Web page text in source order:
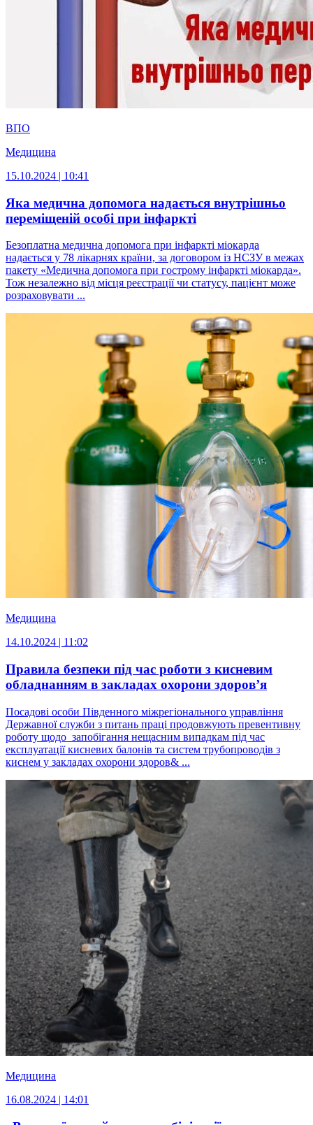
ВПО
Медицина
15.10.2024 | 10:41
Яка медична допомога надається внутрішньо
переміщеній особі при інфаркті
Безоплатна медична допомога при інфаркті міокарда
надається у 78 лікарнях країни, за договором із НСЗУ в межах
пакету «Медична допомога при гострому інфаркті міокарда».
Тож незалежно від місця реєстрації чи статусу, пацієнт може
розраховувати ...
Медицина
14.10.2024 | 11:02
Правила безпеки під час роботи з кисневим
обладнанням в закладах охорони здоров’я
Посадові особи Південного міжрегіонального управління
Державної служби з питань праці продовжують превентивну
роботу щодо запобігання нещасним випадкам під час
експлуатації кисневих балонів та систем трубопроводів з
киснем у закладах охорони здоров& ...
Медицина
16.08.2024 | 14:01